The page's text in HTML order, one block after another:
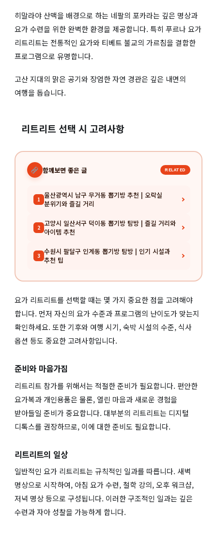
히말라야 산맥을 배경으로 하는 네팔의 포카라는 깊은 명상과
요가 수련을 위한 완벽한 환경을 제공합니다. 특히 푸르나 요가
리트리트는 전통적인 요가와 티베트 불교의 가르침을 결합한
프로그램으로 유명합니다.
고산 지대의 맑은 공기와 장엄한 자연 경관은 깊은 내면의
여행을 돕습니다.
리트리트 선택 시 고려사항
함께보면 좋은 글 RELATED
1 울산광역시 남구 무거동 뽑기방 추천 | 오락실
분위기와 즐길 거리
2 고양시 일산서구 덕이동 뽑기방 탐방 | 즐길 거리와
아이템 추천
3 수원시 팔달구 인계동 뽑기방 탐방 | 인기 시설과
추천 팁
요가 리트리트를 선택할 때는 몇 가지 중요한 점을 고려해야
합니다. 먼저 자신의 요가 수준과 프로그램의 난이도가 맞는지
확인하세요. 또한 기후와 여행 시기, 숙박 시설의 수준, 식사
옵션 등도 중요한 고려사항입니다.
준비와 마음가짐
리트리트 참가를 위해서는 적절한 준비가 필요합니다. 편안한
요가복과 개인용품은 물론, 열린 마음과 새로운 경험을
받아들일 준비가 중요합니다. 대부분의 리트리트는 디지털
디톡스를 권장하므로, 이에 대한 준비도 필요합니다.
리트리트의 일상
일반적인 요가 리트리트는 규칙적인 일과를 따릅니다. 새벽
명상으로 시작하여, 아침 요가 수련, 철학 강의, 오후 워크샵,
저녁 명상 등으로 구성됩니다. 이러한 구조적인 일과는 깊은
수련과 자아 성찰을 가능하게 합니다.